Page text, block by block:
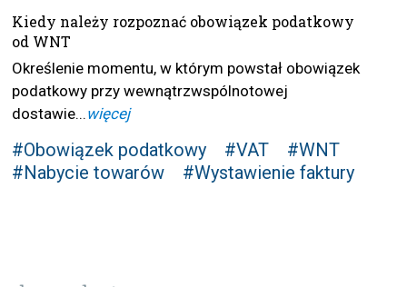
Kiedy należy rozpoznać obowiązek podatkowy
od WNT
Określenie momentu, w którym powstał obowiązek
podatkowy przy wewnątrzwspólnotowej
dostawie...więcej
#Obowiązek podatkowy #VAT
#WNT
#Nabycie towarów
#Wystawienie faktury